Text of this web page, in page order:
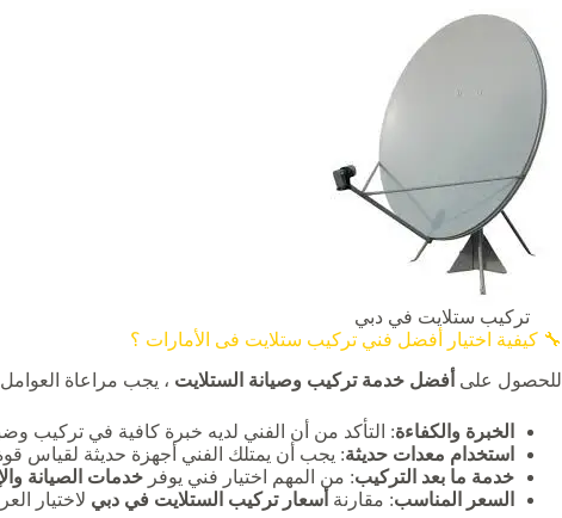
تركيب ستلايت في دبي
🔧 كيفية اختيار أفضل فني تركيب ستلايت فى الأمارات ؟
للحصول على أفضل خدمة تركيب وصيانة الستلايت ، يجب مراعاة العوامل
الخبرة والكفاءة: التأكد من أن الفني لديه خبرة كافية في تركيب
استخدام معدات حديثة: يجب أن يمتلك الفني أجهزة حديثة لقياس
خدمة ما بعد التركيب: من المهم اختيار فني يوفر خدمات الصيانة
السعر المناسب: مقارنة أسعار تركيب الستلايت في دبي لاختيار